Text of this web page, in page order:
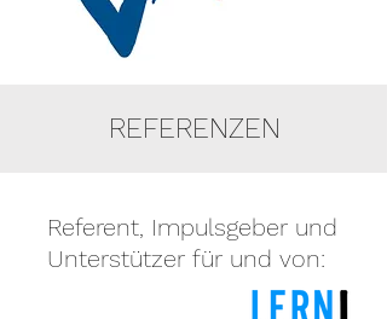
REFERENZEN
Referent, Impulsgeber und
Unterstützer für und von: